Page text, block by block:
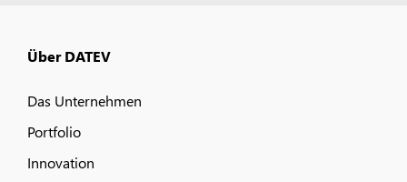
Über DATEV
Das Unternehmen
Portfolio
Innovation